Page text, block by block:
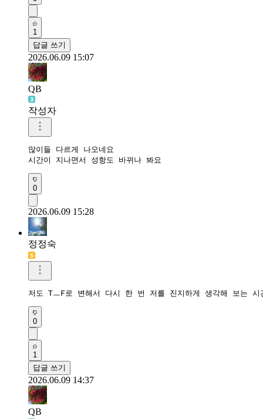
1
답글 쓰기
2026.06.09 15:07
QB
작성자
많이들 다르게 나오네요
시간이 지나면서 성항도 바뀌나 봐요
0
2026.06.09 15:28
정정숙
저도 TㅡF로 변해서 다시 한 번 저를 진지하게 생각해 보는
0
1
답글 쓰기
2026.06.09 14:37
QB